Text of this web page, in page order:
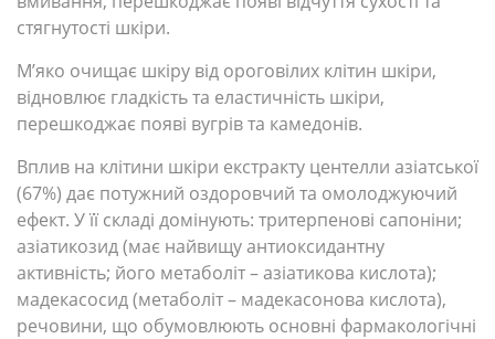
стягнутості шкіри.
М’яко очищає шкіру від ороговілих клітин шкіри,
відновлює гладкість та еластичність шкіри,
перешкоджає появі вугрів та камедонів.
Вплив на клітини шкіри екстракту центелли азіатської
(67%) дає потужний оздоровчий та омолоджуючий
ефект. У її складі домінують: тритерпенові сапоніни;
азіатикозид (має найвищу антиоксидантну
активність; його метаболіт – азіатикова кислота);
мадекасосид (метаболіт – мадекасонова кислота),
речовини, що обумовлюють основні фармакологічні